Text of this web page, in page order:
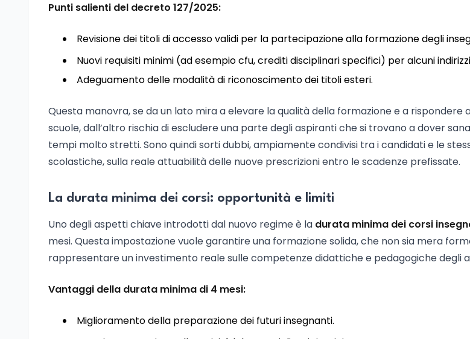
Punti salienti del decreto 127/2025:
Revisione dei titoli di accesso validi per la partecipazione alla formazione degli
Nuovi requisiti minimi (ad esempio cfu, crediti disciplinari specifici) per alcuni
Adeguamento delle modalità di riconoscimento dei titoli esteri.
Questa manovra, se da un lato mira a elevare la qualità della formazione e a rispondere
scuole, dall’altro rischia di escludere una parte degli aspiranti che si trovano a dover
tempi molto stretti. Sono quindi sorti dubbi, ampiamente condivisi tra i candidati e le
scolastiche, sulla reale attuabilità delle nuove prescrizioni entro le scadenze prefissate.
La durata minima dei corsi: opportunità e limiti
Uno degli aspetti chiave introdotti dal nuovo regime è la durata minima dei corsi
mesi. Questa impostazione vuole garantire una formazione solida, che non sia mera
rappresentare un investimento reale sulle competenze didattiche e pedagogiche degli
Vantaggi della durata minima di 4 mesi:
Miglioramento della preparazione dei futuri insegnanti.